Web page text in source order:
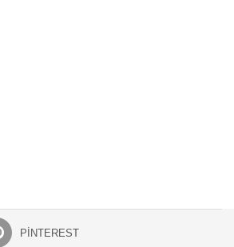
PINTEREST